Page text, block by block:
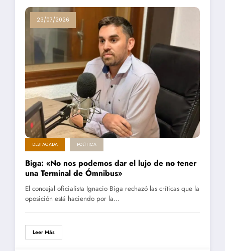
23/07/2026
DESTACADA POLÍTICA
Biga: «No nos podemos dar el lujo de no tener
una Terminal de Ómnibus»
El concejal oficialista Ignacio Biga rechazó las críticas que la
oposición está haciendo por la…
Leer Más